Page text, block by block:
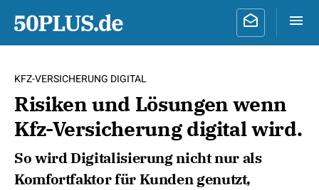
KFZ-VERSICHERUNG DIGITAL
Risiken und Lösungen wenn
Kfz-Versicherung digital wird.
So wird Digitalisierung nicht nur als
Komfortfaktor für Kunden genutzt,